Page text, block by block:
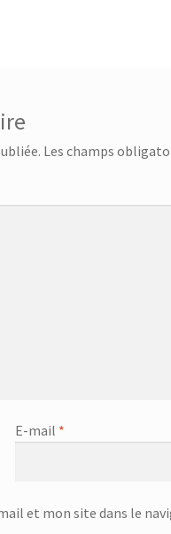
Les champs
E-mail *
et mon site dans le